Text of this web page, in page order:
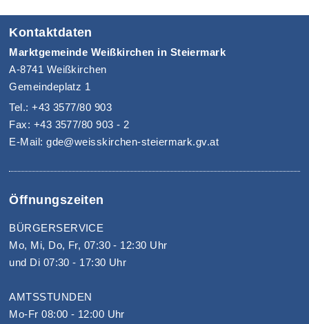
Kontaktdaten
Marktgemeinde Weißkirchen in Steiermark
A-8741 Weißkirchen
Gemeindeplatz 1
Tel.: +43 3577/80 903
Fax: +43 3577/80 903 - 2
E-Mail: gde@weisskirchen-steiermark.gv.at
Öffnungszeiten
BÜRGERSERVICE
Mo, Mi, Do, Fr, 07:30 - 12:30 Uhr
und Di 07:30 - 17:30 Uhr
AMTSSTUNDEN
Mo-Fr 08:00 - 12:00 Uhr